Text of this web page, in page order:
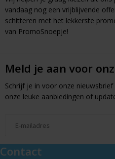
vandaag nog een vrijblijvende
schitteren met het lekkerste
van PromoSnoepje!
Meld je aan voor
Schrijf je in voor onze
onze leuke aanbiedingen of
Contact